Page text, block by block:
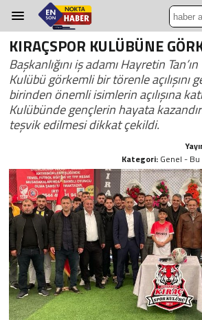
KIRAÇSPOR KULÜBÜNE
Başkanlığını iş adamı Hayretin
Kulübü görkemli bir törenle açılışını
birinden önemli isimlerin açılışına
Kulübünde gençlerin hayata
teşvik edilmesi dikkat çekildi.
Kategori: Genel -